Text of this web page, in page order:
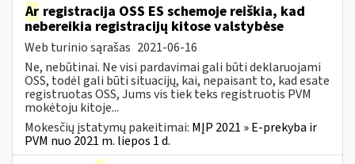
Ar registracija OSS ES schemoje reiškia, kad
nebereikia registracijų kitose valstybėse
Web turinio sąrašas 2021-06-16
Ne, nebūtinai. Ne visi pardavimai gali būti deklaruojami
OSS, todėl gali būti situacijų, kai, nepaisant to, kad esate
registruotas OSS, Jums vis tiek teks registruotis PVM
mokėtoju kitoje...
Mokesčių įstatymų pakeitimai: MĮP 2021 » E-prekyba ir
PVM nuo 2021 m. liepos 1 d.